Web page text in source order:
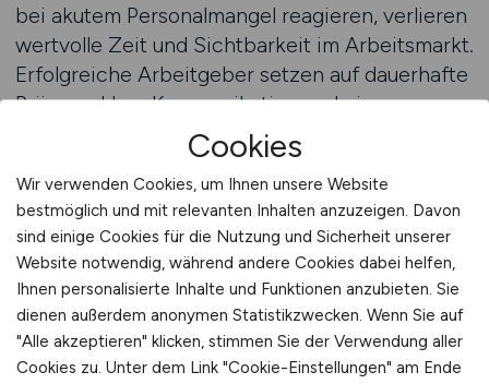
bei akutem Personalmangel reagieren, verlieren
wertvolle Zeit und Sichtbarkeit im Arbeitsmarkt.
Erfolgreiche Arbeitgeber setzen auf dauerhafte
Präsenz, klare Kommunikation und eine
konsistente Positionierung als Arbeitgeber im
Gesundheitswesen. Die allgemeine Nutzung von
Personalgewinnung bedeutet, kontinuierlich
sichtbar zu bleiben und potenzielle Bewerber
regelmäßig zu erreichen, auch wenn aktuell
keine akute Vakanz besteht.
GESUNDHEIT.JOBS unterstützt Arbeitgeber
dabei, Personalgewinnung langfristig und
Cookies
Wir verwenden Cookies, um Ihnen unsere Website
bestmöglich und mit relevanten Inhalten anzuzeigen. Davon
sind einige Cookies für die Nutzung und Sicherheit unserer
Website notwendig, während andere Cookies dabei helfen,
Ihnen personalisierte Inhalte und Funktionen anzubieten. Sie
dienen außerdem anonymen Statistikzwecken. Wenn Sie auf
"Alle akzeptieren" klicken, stimmen Sie der Verwendung aller
Cookies zu. Unter dem Link "Cookie-Einstellungen" am Ende